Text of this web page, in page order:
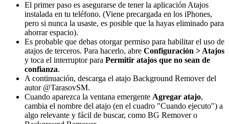
El primer paso es asegurarse de tener la aplicación Atajos
instalada en tu teléfono. (Viene precargada en los iPhones,
pero si nunca la usaste, es posible que la hayas eliminado para
ahorrar espacio).
Es probable que debas otorgar permiso para habilitar el uso de
atajos de terceros. Para hacerlo, abre Configuración > Atajos
y toca el interruptor para Permitir atajos que no sean de
confianza.
A continuación, descarga el atajo Background Remover del
autor @TarasovSM.
Cuando aparezca la ventana emergente Agregar atajo,
cambia el nombre del atajo (en el cuadro "Cuando ejecuto") a
algo relevante y fácil de buscar, como BG Remover o